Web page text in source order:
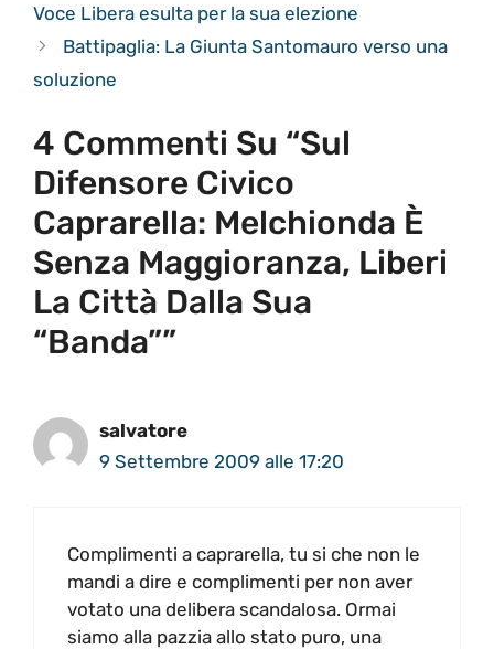
Voce Libera esulta per la sua elezione
Battipaglia: La Giunta Santomauro verso una
soluzione
4 Commenti Su “Sul
Difensore Civico
Caprarella: Melchionda È
Senza Maggioranza, Liberi
La Città Dalla Sua
“banda””
salvatore
9 Settembre 2009 alle 17:20
Complimenti a caprarella, tu si che non le
mandi a dire e complimenti per non aver
votato una delibera scandalosa. Ormai
siamo alla pazzia allo stato puro, una